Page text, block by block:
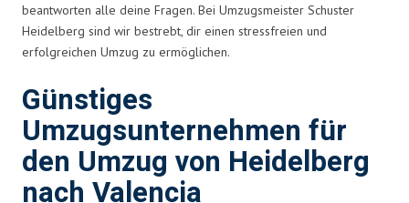
beantworten alle deine Fragen. Bei Umzugsmeister Schuster
Heidelberg sind wir bestrebt, dir einen stressfreien und
erfolgreichen Umzug zu ermöglichen.
Günstiges
Umzugsunternehmen für
den Umzug von Heidelberg
nach Valencia